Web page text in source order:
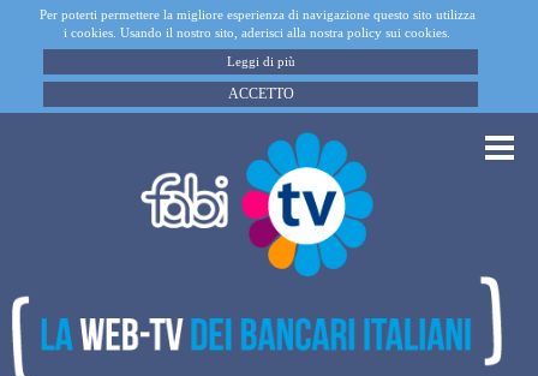
Per poterti permettere la migliore esperienza di navigazione questo sito utilizza
i cookies. Usando il nostro sito, aderisci alla nostra policy sui cookies.
Leggi di più
ACCETTO